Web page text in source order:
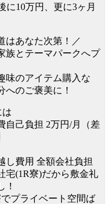
に10万円、更に3ヶ月
はあなた次第！／
族とテーマパークへプ
味のアイテム購入な
へのご褒美に！
は
自己負担 2万円/月（差
し費用 全額会社負担
宅(1R寮)だから敷金礼
！
プライベート空間ば